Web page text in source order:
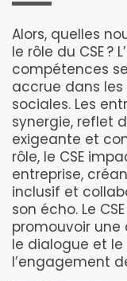
Alors, quelles
le rôle du CSE ?
compétences
accrue dans
sociales. Les
synergie, reflet
exigeante et
rôle, le CSE
entreprise,
inclusif et
son écho. Le
promouvoir une
le dialogue et
l’engagement